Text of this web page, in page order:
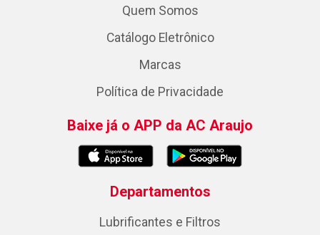
Quem Somos
Catálogo Eletrônico
Marcas
Política de Privacidade
Baixe já o APP da AC Araujo
Departamentos
Lubrificantes e Filtros